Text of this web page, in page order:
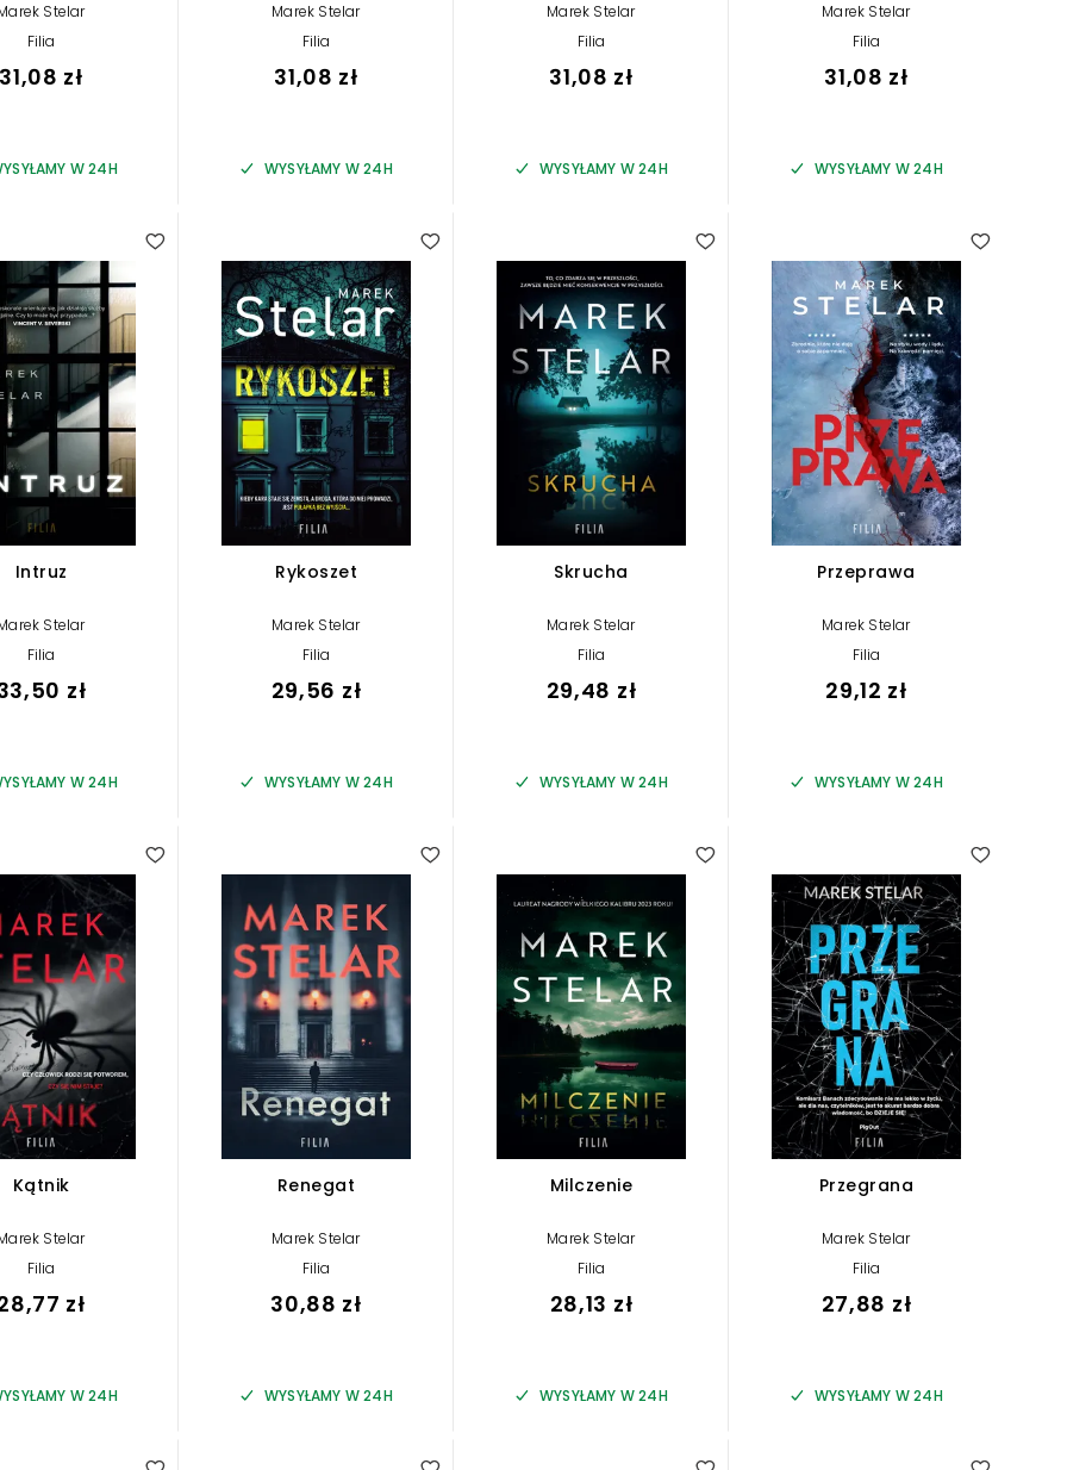
Stelar
Filia
31,08 zł
W 24H
Marek Stelar
Filia
31,08 zł
WYSYŁAMY W 24H
Marek Stelar
Filia
31,08 zł
WYSYŁAMY W 24H
Marek Stelar
Filia
31,08 zł
WYSYŁAMY W 24H
Intruz
Stelar
Filia
zł
W 24H
Rykoszet
Marek Stelar
Filia
29,56 zł
WYSYŁAMY W 24H
Skrucha
Marek Stelar
Filia
29,48 zł
WYSYŁAMY W 24H
Przeprawa
Marek Stelar
Filia
29,12 zł
WYSYŁAMY W 24H
Kątnik
Stelar
Filia
zł
W 24H
Renegat
Marek Stelar
Filia
30,88 zł
WYSYŁAMY W 24H
Milczenie
Marek Stelar
Filia
28,13 zł
WYSYŁAMY W 24H
Przegrana
Marek Stelar
Filia
27,88 zł
WYSYŁAMY W 24H